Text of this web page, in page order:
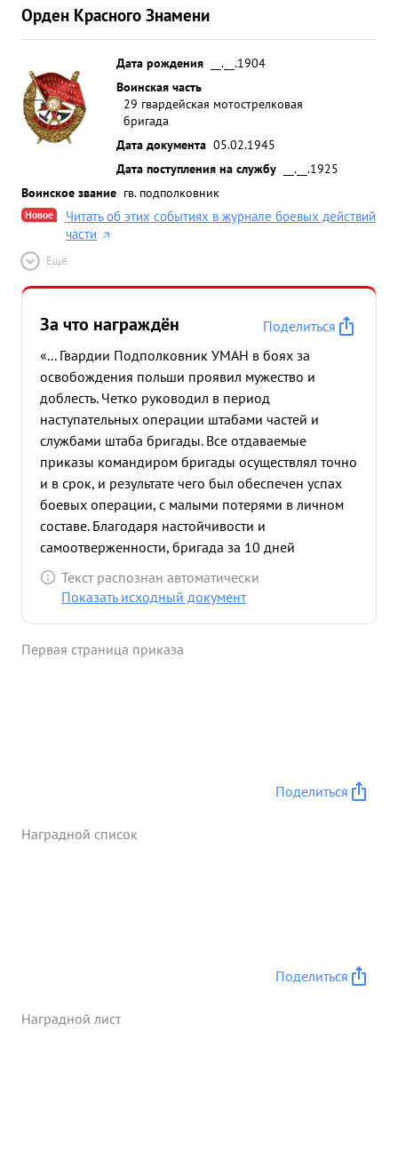
Орден Красного Знамени
Дата рождения
__.__.1904
Воинская часть
29 гвардейская мотострелковая
бригада
Дата документа 05.02.1945
Дата поступления на службу
__.__.1925
Воинское звание гв. подполковник
Новое
Читать об этих событиях в журнале боевых действий
части
Ещё
За что награждён
Поделиться
«... Гвардии Подполковник УМАН в боях за
освобождения польши проявил мужество и
доблесть. Четко руководил в период
наступательных операции штабами частей и
службами штаба бригады. Все отдаваемые
приказы командиром бригады осуществлял точно
и в срок, и результате чего был обеспечен успах
боевых операции, с малыми потерями в личном
составе. Благодаря настойчивости и
самоотверженности, бригада за 10 дней
наступательных боев прошла свыше 350 клм. и
нанесле врагу значительные потери и живой сило
1000 немецких солдат и сенцеров, 1 тигров и 1
Текст распознан автоматически
Показать исходный документ
Первая страница приказа
Поделиться
Наградной список
Поделиться
Наградной лист